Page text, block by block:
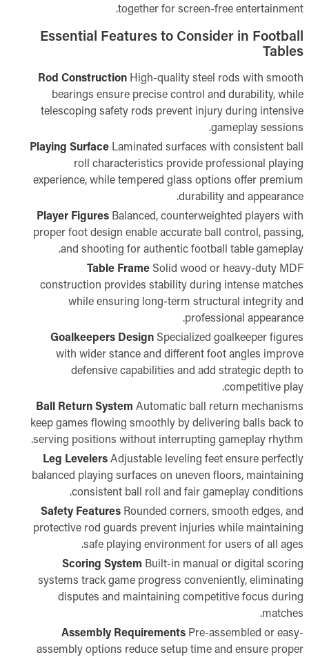
together for screen-free entertainment.
Essential Features to Consider in Football
Tables
Rod Construction High-quality steel rods with smooth
bearings ensure precise control and durability, while
telescoping safety rods prevent injury during intensive
gameplay sessions.
Playing Surface Laminated surfaces with consistent ball
roll characteristics provide professional playing
experience, while tempered glass options offer premium
durability and appearance.
Player Figures Balanced, counterweighted players with
proper foot design enable accurate ball control, passing,
and shooting for authentic football table gameplay.
Table Frame Solid wood or heavy-duty MDF
construction provides stability during intense matches
while ensuring long-term structural integrity and
professional appearance.
Goalkeepers Design Specialized goalkeeper figures
with wider stance and different foot angles improve
defensive capabilities and add strategic depth to
competitive play.
Ball Return System Automatic ball return mechanisms
keep games flowing smoothly by delivering balls back to
serving positions without interrupting gameplay rhythm.
Leg LevelersAdjustable leveling feet ensure perfectly
balanced playing surfaces on uneven floors, maintaining
consistent ball roll and fair gameplay conditions.
Safety Features Rounded corners, smooth edges, and
protective rod guards prevent injuries while maintaining
safe playing environment for users of all ages.
Scoring System Built-in manual or digital scoring
systems track game progress conveniently, eliminating
disputes and maintaining competitive focus during
matches.
Assembly Requirements Pre-assembled or easy-
assembly options reduce setup time and ensure proper